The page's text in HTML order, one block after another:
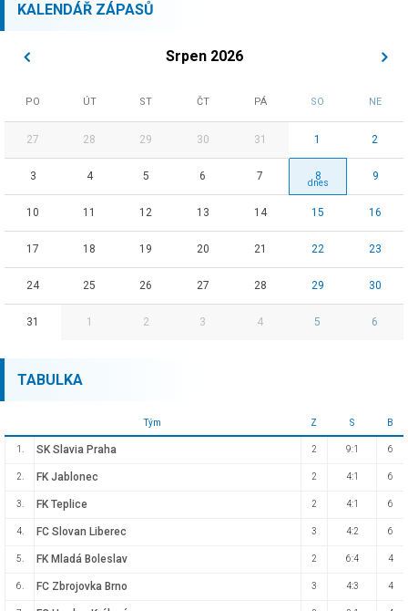
KALENDÁŘ ZÁPASŮ
Srpen 2026
PO ÚT ST ČT PÁ SO NE
27 28 29 30 31 1 2
3 4 5 6 7 8 9
10 11 12 13 14 15 16
17 18 19 20 21 22 23
24 25 26 27 28 29 30
31 1 2 3 4 5 6
TABULKA
Tým Z S B
1. SK Slavia Praha 2 9:1 6
2. FK Jablonec 2 4:1 6
3. FK Teplice 2 4:1 6
4. FC Slovan Liberec 3 4:2 6
5. FK Mladá Boleslav 2 6:4 4
6. FC Zbrojovka Brno 3 4:3 4